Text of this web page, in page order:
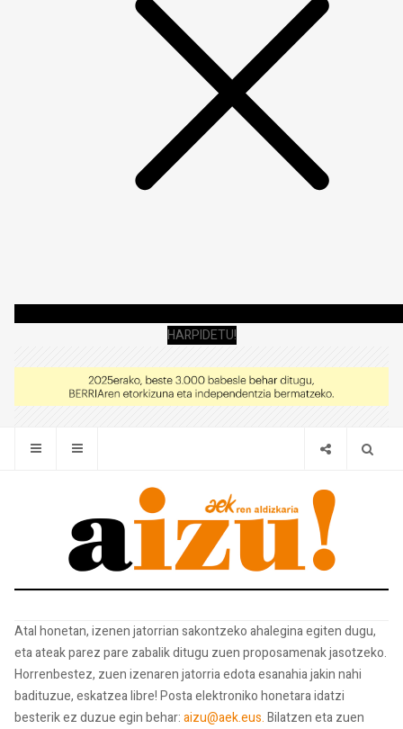
HARPIDETU!
Atal honetan, izenen jatorrian sakontzeko ahalegina egiten dugu,
eta ateak parez pare zabalik ditugu zuen proposamenak jasotzeko.
Horrenbestez, zuen izenaren jatorria edota esanahia jakin nahi
badituzue, eskatzea libre! Posta elektroniko honetara idatzi
besterik ez duzue egin behar:aizu@aek.eus.Bilatzen eta zuen